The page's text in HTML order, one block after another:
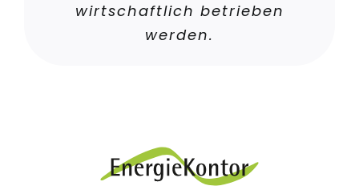
wirtschaftlich betrieben
werden.